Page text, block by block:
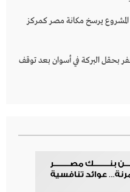
المشروع يرسخ مكانة مصر كمركز
بحقل البركة في أسوان بعد توقف